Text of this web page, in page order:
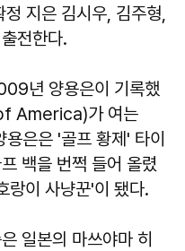
지은 김시우, 김주형,
전한다.
년 양용은이 기록했
America)가 여는
은은 '골프 황제' 타이
백을 번쩍 들어 올렸
랑이 사냥꾼'이 됐다.
일본의 마쓰야마 히